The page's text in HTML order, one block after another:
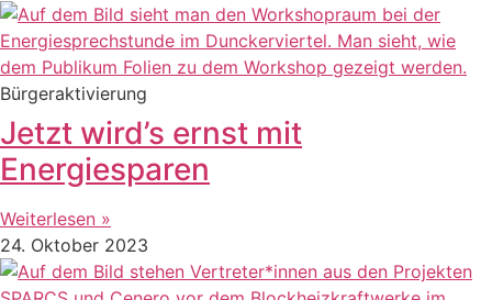
Bürgeraktivierung
Jetzt wird’s ernst mit
Energiesparen
Weiterlesen »
24. Oktober 2023